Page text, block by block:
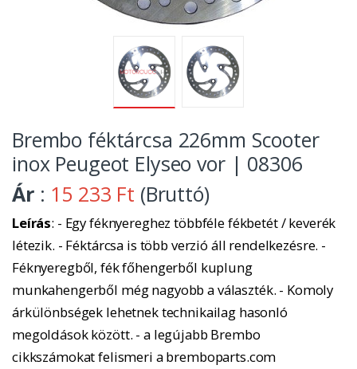
Brembo féktárcsa 226mm Scooter
inox Peugeot Elyseo vor | 08306
Ár : 15 233 Ft (Bruttó)
Leírás: - Egy féknyereghez többféle fékbetét / keverék
létezik. - Féktárcsa is több verzió áll rendelkezésre. -
Féknyeregből, fék főhengerből kuplung
munkahengerből még nagyobb a választék. - Komoly
árkülönbségek lehetnek technikailag hasonló
megoldások között. - a legújabb Brembo
cikkszámokat felismeri a bremboparts.com